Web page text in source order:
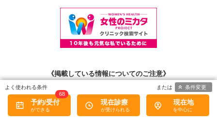
《掲載している情報についてのご注意》
掲載している各種情報は、ミーカンパニー株式会社および 株式会
社eヘルスケア が調査した情報をもとにしています。 正確な情報掲
載に努めておりますが、内容を完全に保証するものではありませ
予約/受付
68
現在診療 現在地
条件変更